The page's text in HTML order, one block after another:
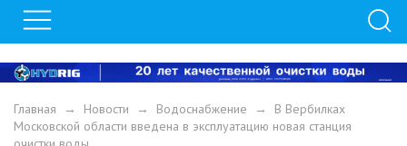
Главная → Новости → Водоснабжение → В Вербилках
Московской области введена в эксплуатацию новая станция